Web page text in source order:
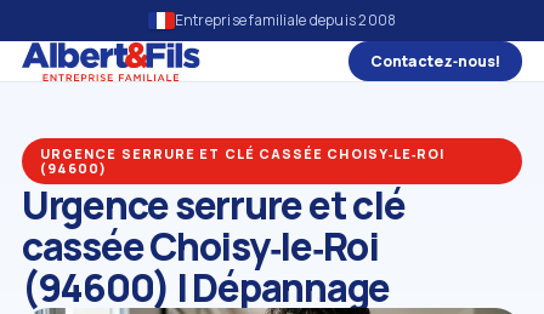
Entreprise familiale depuis 2008
Contactez‑nous!
URGENCE SERRURE ET CLÉ CASSÉE CHOISY‑LE‑ROI
(94600)
Urgence serrure et clé
cassée Choisy‑le‑Roi
(94600) | Dépannage